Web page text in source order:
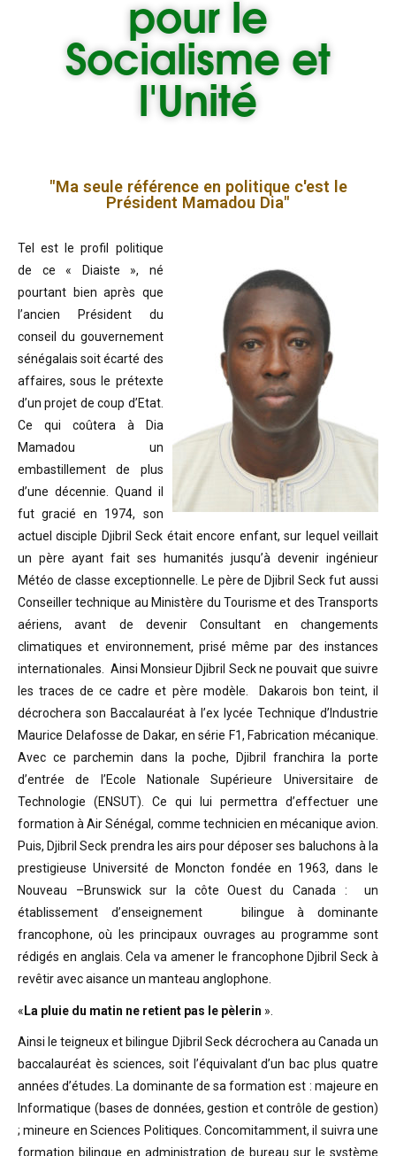
pour le
Socialisme et
l'Unité
"Ma seule référence en politique c'est le
Président Mamadou Dia"
Tel est le profil politique
de ce « Diaiste », né
pourtant bien après que
l’ancien Président du
conseil du gouvernement
sénégalais soit écarté des
affaires, sous le prétexte
d’un projet de coup d’Etat.
Ce qui coûtera à Dia
Mamadou un
embastillement de plus
d’une décennie. Quand il
fut gracié en 1974, son
actuel disciple Djibril Seck était encore enfant, sur lequel veillait
un père ayant fait ses humanités jusqu’à devenir ingénieur
Météo de classe exceptionnelle. Le père de Djibril Seck fut aussi
Conseiller technique au Ministère du Tourisme et des Transports
aériens, avant de devenir Consultant en changements
climatiques et environnement, prisé même par des instances
internationales. Ainsi Monsieur Djibril Seck ne pouvait que suivre
les traces de ce cadre et père modèle. Dakarois bon teint, il
décrochera son Baccalauréat à l’ex lycée Technique d’Industrie
Maurice Delafosse de Dakar, en série F1, Fabrication mécanique.
Avec ce parchemin dans la poche, Djibril franchira la porte
d’entrée de l’Ecole Nationale Supérieure Universitaire de
Technologie (ENSUT). Ce qui lui permettra d’effectuer une
formation à Air Sénégal, comme technicien en mécanique avion.
Puis, Djibril Seck prendra les airs pour déposer ses baluchons à la
prestigieuse Université de Moncton fondée en 1963, dans le
Nouveau –Brunswick sur la côte Ouest du Canada : un
établissement d’enseignement bilingue à dominante
francophone, où les principaux ouvrages au programme sont
rédigés en anglais. Cela va amener le francophone Djibril Seck à
revêtir avec aisance un manteau anglophone.
«La pluie du matin ne retient pas le pèlerin ».
Ainsi le teigneux et bilingue Djibril Seck décrochera au Canada un
baccalauréat ès sciences, soit l’équivalant d’un bac plus quatre
années d’études. La dominante de sa formation est : majeure en
Informatique (bases de données, gestion et contrôle de gestion)
; mineure en Sciences Politiques. Concomitamment, il suivra une
formation bilingue en administration de bureau sur le système